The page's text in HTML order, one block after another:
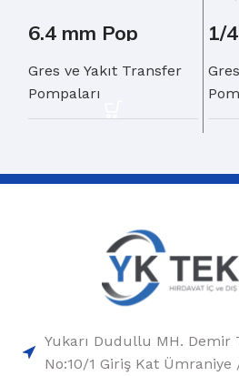
6.4 mm Pop
Gres ve Yakıt Transfer
Pompaları
1/
Yukarı Dudullu MH. Demir
No:10/1 Giriş Kat